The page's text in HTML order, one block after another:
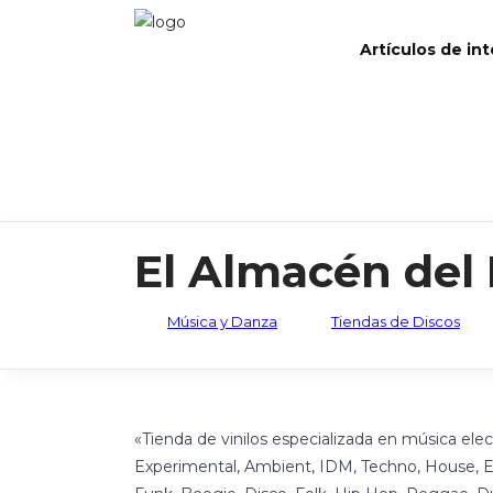
Artículos de
El Almacén del
Música y Danza Tiendas de Discos
«Tienda de vinilos especializada en música
Experimental, Ambient, IDM, Techno, House,